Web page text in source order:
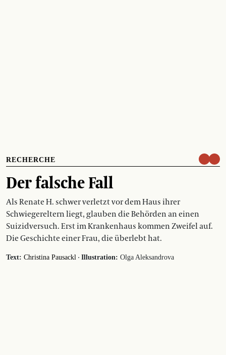
RECHERCHE
Der falsche Fall
Als Renate H. schwer verletzt vor dem Haus ihrer
Schwiegereltern liegt, glauben die Behörden an einen
Suizidversuch. Erst im Krankenhaus kommen Zweifel auf.
Die Geschichte einer Frau, die überlebt hat.
Text: Christina Pausackl · Illustration: Olga Aleksandrova